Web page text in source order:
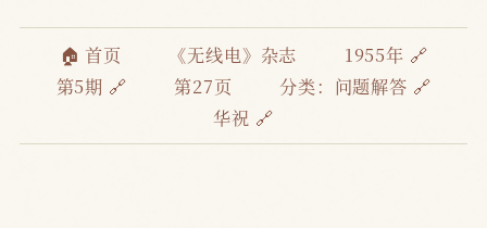
🏠 首页 《无线电》杂志
1955年 🔗
第5期 🔗
第27页 分类： 问题解答 🔗
华祝 🔗